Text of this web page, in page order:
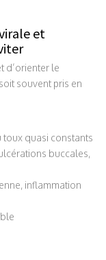
et
d’orienter le
souvent pris en
quasi constants
buccales,
inflammation